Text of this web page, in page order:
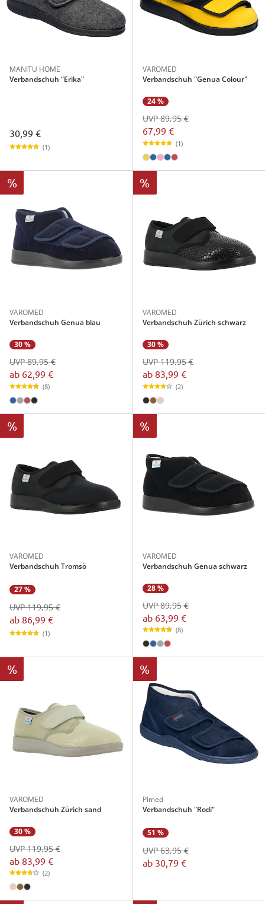
MANITU HOME
Verbandschuh "Erika"
30,99 €
(1)
VAROMED
Verbandschuh "Genua Colour"
24 %
67,99 €
UVP 89,95 €
(1)
%
VAROMED
Verbandschuh Genua blau
30 %
ab 62,99 €
UVP 89,95 €
(8)
%
VAROMED
Verbandschuh Zürich schwarz
30 %
ab 83,99 €
UVP 119,95 €
(2)
%
VAROMED
Verbandschuh Tromsö
27 %
ab 86,99 €
UVP 119,95 €
(1)
%
VAROMED
Verbandschuh Genua schwarz
28 %
ab 63,99 €
UVP 89,95 €
(8)
%
VAROMED
Verbandschuh Zürich sand
30 %
ab 83,99 €
UVP 119,95 €
(2)
%
Pimed
Verbandschuh "Rodi"
51 %
ab 30,79 €
UVP 63,95 €